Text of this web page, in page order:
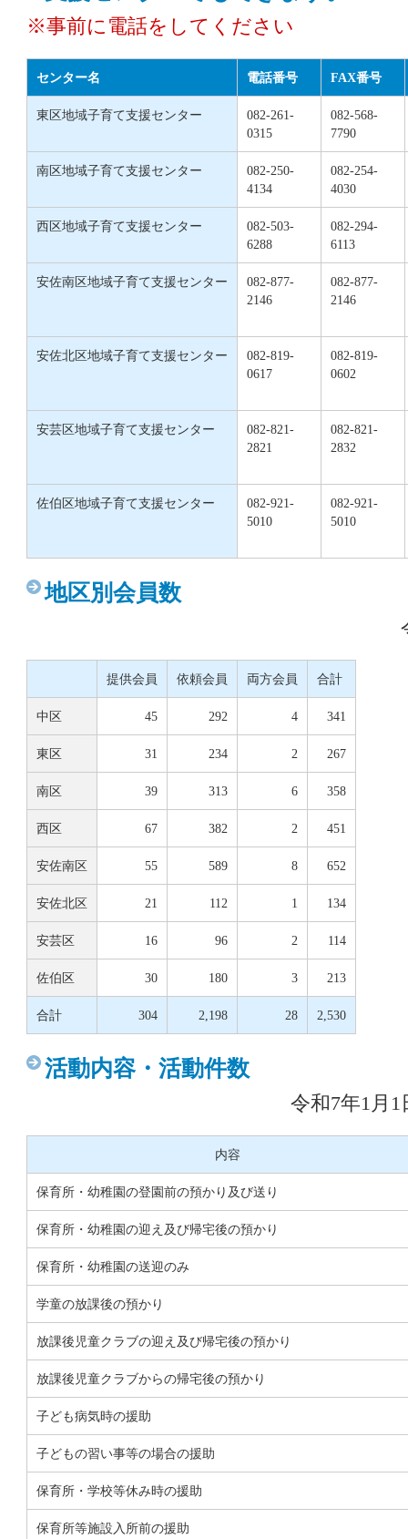
※事前に電話をしてください
センター名 電話番号 FAX番号
東区地域子育て支援センター
082-261-
0315
082-568-
7790
南区地域子育て支援センター
082-250-
4134
082-254-
4030
西区地域子育て支援センター
082-503-
6288
082-294-
6113
安佐南区地域子育て支援センター
082-877-
2146
082-877-
2146
安佐北区地域子育て支援センター
082-819-
0617
082-819-
0602
安芸区地域子育て支援センター
082-821-
2821
082-821-
2832
佐伯区地域子育て支援センター
082-921-
5010
082-921-
5010
地区別会員数
提供会員 依頼会員 両方会員 合計
中区 45 292 4 341
東区 31 234 2 267
南区 39 313 6 358
西区 67 382 2 451
安佐南区 55 589 8 652
安佐北区 21 112 1 134
安芸区 16 96 2 114
佐伯区 30 180 3 213
合計 304 2,198 28 2,530
活動内容・活動件数
令和7年1月1
内容
保育所・幼稚園の登園前の預かり及び送り
保育所・幼稚園の迎え及び帰宅後の預かり
保育所・幼稚園の送迎のみ
学童の放課後の預かり
放課後児童クラブの迎え及び帰宅後の預かり
放課後児童クラブからの帰宅後の預かり
子ども病気時の援助
子どもの習い事等の場合の援助
保育所・学校等休み時の援助
保育所等施設入所前の援助